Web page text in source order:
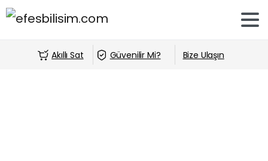
Akıllı Sat Güvenilir Mi? Bize Ulaşın